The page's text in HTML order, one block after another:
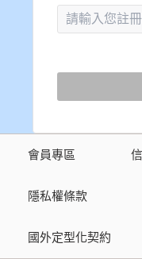
會員專區
隱私權條款
國外定型化契約